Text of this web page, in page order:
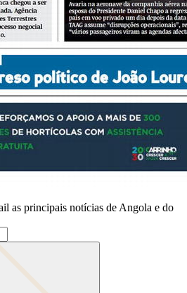
as principais notícias de Angola e do